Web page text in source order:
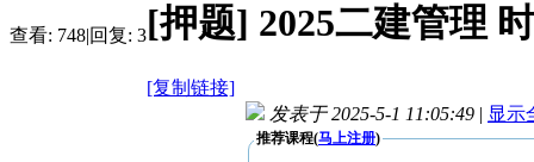
查看: 748|回复: 3[押题] 2025二建管理
[复制链接]
发表于 2025-5-1 11:05:49 | 显示
推荐课程(马上注册)